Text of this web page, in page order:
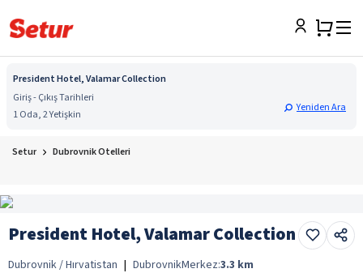
President Hotel, Valamar Collection
Giriş - Çıkış Tarihleri
1 Oda, 2 Yetişkin
Yeniden Ara
Setur Dubrovnik Otelleri
President Hotel, Valamar Collection
Dubrovnik / Hırvatistan | DubrovnikMerkez:3.3 km